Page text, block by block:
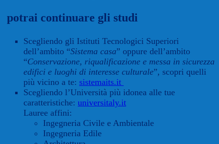
potrai continuare gli studi
Scegliendo gli Istituti Tecnologici Superiori
dell’ambito “Sistema casa” oppure dell’ambito
“Conservazione, riqualificazione e messa in sicurezza
edifici e luoghi di interesse culturale”, scopri quelli
più vicino a te: sistemaits.it
Scegliendo l’Università più idonea alle tue
caratteristiche: universitaly.it
Lauree affini:
Ingegneria Civile e Ambientale
Ingegneria Edile